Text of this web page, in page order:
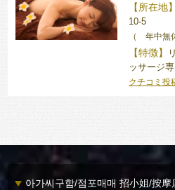
【所在地】
10-5
（ 年中無
【特徴】
ッサージ
クチコミ投
아가씨구함/점포매매 招小姐/按摩